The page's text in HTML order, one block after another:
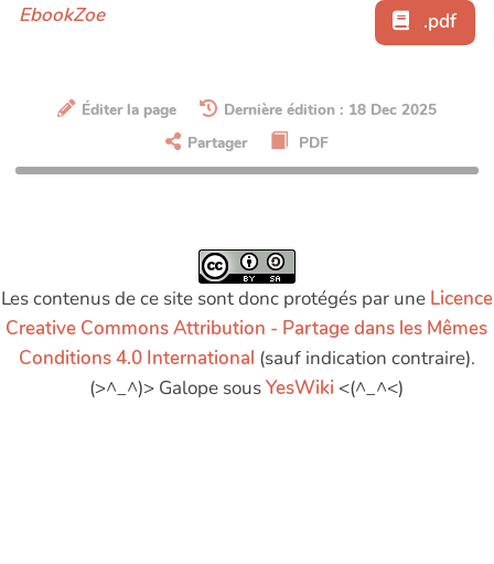
EbookZoe
.pdf
Éditer la page
Dernière édition : 18 Dec 2025
Partager
PDF
Les contenus de ce site sont donc protégés par une Licence
Creative Commons Attribution - Partage dans les Mêmes
Conditions 4.0 International (sauf indication contraire).
(>^_^)> Galope sousYesWiki <(^_^<)